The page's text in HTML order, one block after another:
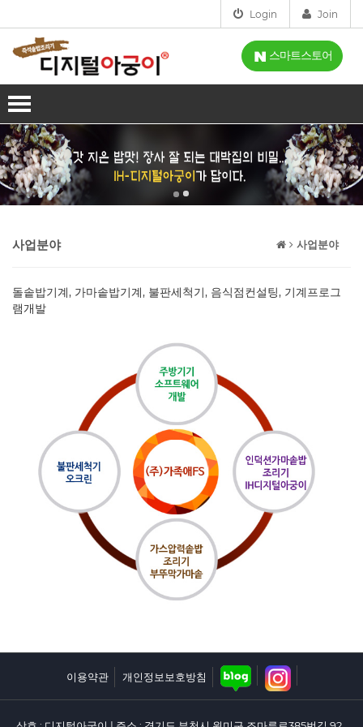
Login Join
스마트스토어
회사소개
인사말
인증
오시는길
사업분야
제품소개
IH-디지털아궁이
가스아궁이
설치점
공지사항
시연신청
사업분야 사업분야
돌솥밥기계, 가마솥밥기계, 불판세척기, 음식점컨설팅, 기계프로그
램개발
이용약관 개인정보보호방침